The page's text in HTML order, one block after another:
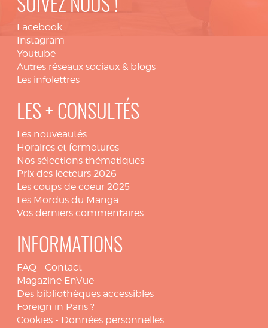
SUIVEZ NOUS !
Facebook
Instagram
Youtube
Autres réseaux sociaux & blogs
Les infolettres
LES + CONSULTÉS
Les nouveautés
Horaires et fermetures
Nos sélections thématiques
Prix des lecteurs 2026
Les coups de coeur 2025
Les Mordus du Manga
Vos derniers commentaires
INFORMATIONS
FAQ - Contact
Magazine EnVue
Des bibliothèques accessibles
Foreign in Paris ?
Cookies - Données personnelles